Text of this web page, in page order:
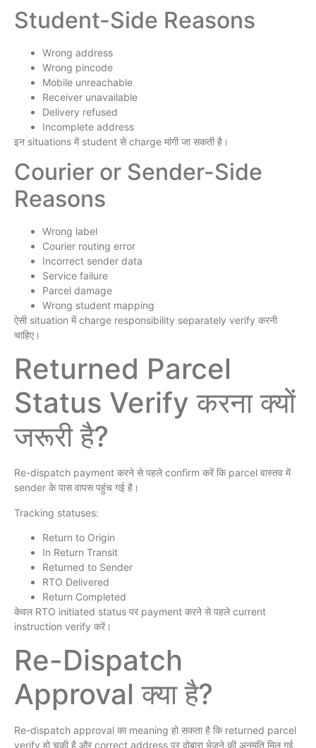
Student-Side Reasons
Wrong address
Wrong pincode
Mobile unreachable
Receiver unavailable
Delivery refused
Incomplete address
इन situations में student से charge मांगी जा सकती है।
Courier or Sender-Side
Reasons
Wrong label
Courier routing error
Incorrect sender data
Service failure
Parcel damage
Wrong student mapping
ऐसी situation में charge responsibility separately verify करनी
चाहिए।
Returned Parcel
Status Verify करना क्यों
जरूरी है?
Re-dispatch payment करने से पहले confirm करें कि parcel वास्तव में
sender के पास वापस पहुंच गई है।
Tracking statuses:
Return to Origin
In Return Transit
Returned to Sender
RTO Delivered
Return Completed
केवल RTO initiated status पर payment करने से पहले current
instruction verify करें।
Re-Dispatch
Approval क्या है?
Re-dispatch approval का meaning हो सकता है कि returned parcel
verify हो चुकी है और correct address पर दोबारा भेजने की अनुमति मिल गई